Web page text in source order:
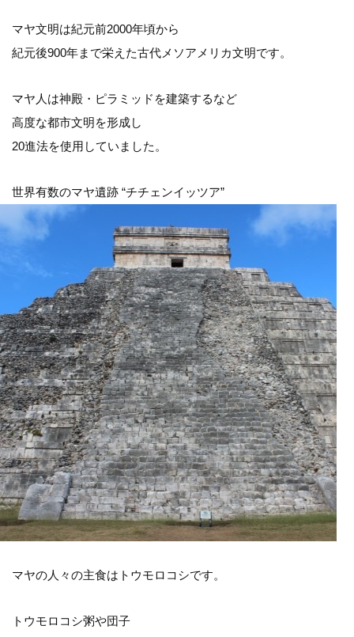
マヤ文明は紀元前2000年頃から
紀元後900年まで栄えた古代メソアメリカ文明です。
マヤ人は神殿・ピラミッドを建築するなど
高度な都市文明を形成し
20進法を使用していました。
世界有数のマヤ遺跡 “チチェンイッツア”
マヤの人々の主食はトウモロコシです。
トウモロコシ粥や団子